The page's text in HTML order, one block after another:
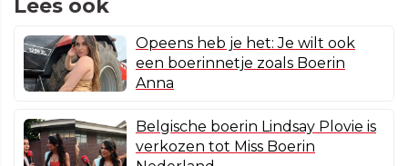
Lees ook
Opeens heb je het: Je wilt ook
een boerinnetje zoals Boerin
Anna
Belgische boerin Lindsay Plovie is
verkozen tot Miss Boerin